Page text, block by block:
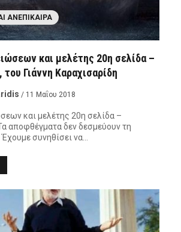
ΑΝΕΠΊΚΑΙΡΑ
και μελέτης 20η σελίδα –
Γιάννη Καραχισαρίδη
/ 11 Μαΐου 2018
και μελέτης 20η σελίδα –
αποφθέγματα δεν δεσμεύουν τη
συνηθίσει να…